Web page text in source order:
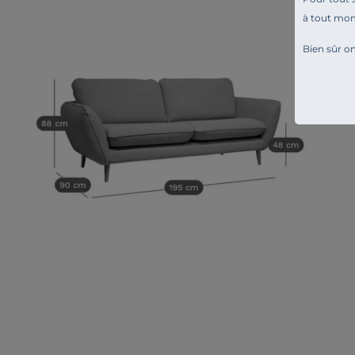
à tout
Bien sûr